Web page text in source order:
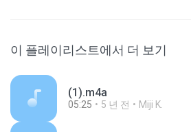
이 플레이리스트에서 더 보기
(1).m4a
05:25 5 년 전 Miji K.